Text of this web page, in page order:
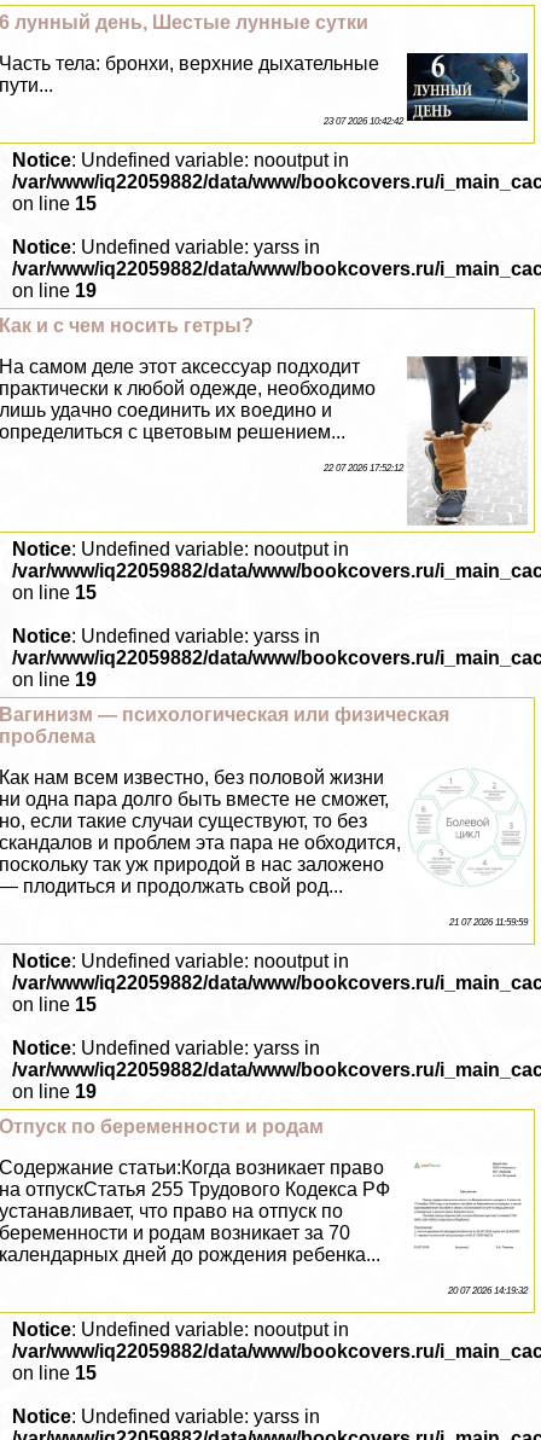
6 лунный день, Шестые лунные сутки
Часть тела: бронхи, верхние дыхательные
пути...
23 07 2026 10:42:42
Notice: Undefined variable: nooutput in
/var/www/iq22059882/data/www/bookcovers.ru/
on line 15
Notice: Undefined variable: yarss in
/var/www/iq22059882/data/www/bookcovers.ru/
on line 19
Как и с чем носить гетры?
На самом деле этот аксессуар подходит
пpaктически к любой одежде, необходимо
лишь удачно соединить их воедино и
определиться с цветовым решением...
22 07 2026 17:52:12
Notice: Undefined variable: nooutput in
/var/www/iq22059882/data/www/bookcovers.ru/
on line 15
Notice: Undefined variable: yarss in
/var/www/iq22059882/data/www/bookcovers.ru/
on line 19
Baгинизм — психологическая или физическая
проблема
Как нам всем известно, без пoлoвoй жизни
ни одна пара долго быть вместе не сможет,
но, если такие случаи существуют, то без
скандалов и проблем эта пара не обходится,
поскольку так уж природой в нас заложено
— плодиться и продолжать свой род...
21 07 2026 11:59:59
Notice: Undefined variable: nooutput in
/var/www/iq22059882/data/www/bookcovers.ru/
on line 15
Notice: Undefined variable: yarss in
/var/www/iq22059882/data/www/bookcovers.ru/
on line 19
Отпуск по беременности и родам
Содержание статьи:Когда возникает право
на отпускСтатья 255 Трудового Кодекса РФ
устанавливает, что право на отпуск по
беременности и родам возникает за 70
календарных дней до рождения ребенка...
20 07 2026 14:19:32
Notice: Undefined variable: nooutput in
/var/www/iq22059882/data/www/bookcovers.ru/
on line 15
Notice: Undefined variable: yarss in